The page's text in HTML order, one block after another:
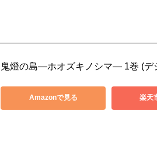
鬼燈の島―ホオズキノシマ― 1巻 (デ
Amazonで見る 楽天